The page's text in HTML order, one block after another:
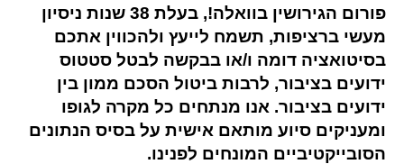
פורום הגירושין בוואלה!, בעלת 38 שנות ניסיון
מעשי ברציפות, תשמח לייעץ ולהכווין אתכם
בסיטואציה דומה ו/או בבקשה לבטל סטטוס
ידועים בציבור, לרבות ביטול הסכם ממון בין
ידועים בציבור. אנו מנתחים כל מקרה לגופו
ומעניקים סיוע מותאם אישית על בסיס הנתונים
הסובייקטיביים המונחים לפנינו.